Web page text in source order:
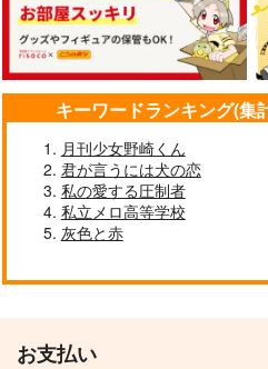
キーワードランキング(集
月刊少女野崎くん
君が言うには犬の恋
私の愛する圧制者
私立メロ高等学校
灰色と赤
お支払い